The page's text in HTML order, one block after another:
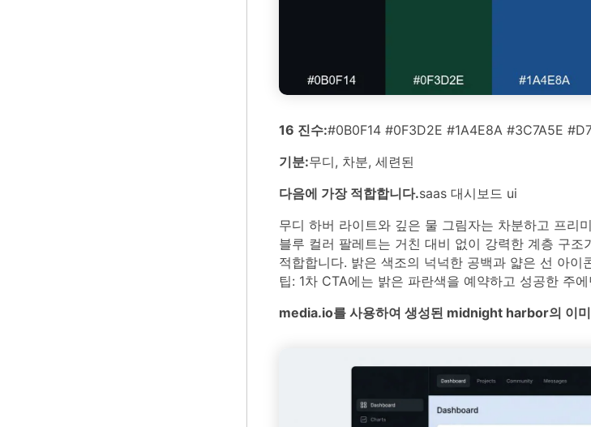
16 진수:#0B0F14 #0F3D2E #1A4E8A #3C7A5E
기분:무디, 차분, 세련된
다음에 가장 적합합니다.saas 대시보드 ui
무디 하버 라이트와 깊은 물 그림자는 차분하고 프리
블루 컬러 팔레트는 거친 대비 없이 강력한 계층 구조
적합합니다. 밝은 색조의 넉넉한 공백과 얇은 선 아이
팁: 1차 CTA에는 밝은 파란색을 예약하고 성공한 주
media.io를 사용하여 생성된 midnight harbor의 이